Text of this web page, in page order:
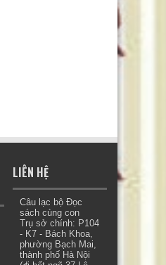
LIÊN HỆ
Câu lạc bộ Đọc
sách cùng con
Trụ sở chính: P104
- K7 - Bách Khoa,
phường Bạch Mai,
thành phố Hà Nội